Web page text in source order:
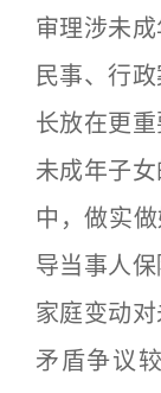
审理涉未
民事、行
长放在更
未成年子
中，做实
导当事人
家庭变动
矛盾争议